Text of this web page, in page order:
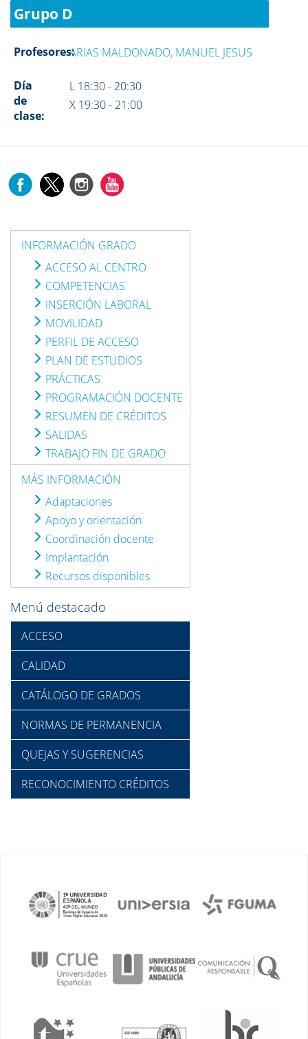
Grupo D
Profesores:ARIAS MALDONADO, MANUEL JESUS
Día
de
clase:
L 18:30 - 20:30
X 19:30 - 21:00
INFORMACIÓN GRADO
ACCESO AL CENTRO
COMPETENCIAS
INSERCIÓN LABORAL
MOVILIDAD
PERFIL DE ACCESO
PLAN DE ESTUDIOS
PRÁCTICAS
PROGRAMACIÓN DOCENTE
RESUMEN DE CRÉDITOS
SALIDAS
TRABAJO FIN DE GRADO
MÁS INFORMACIÓN
Adaptaciones
Apoyo y orientación
Coordinación docente
Implantación
Recursos disponibles
Menú destacado
ACCESO
CALIDAD
CATÁLOGO DE GRADOS
NORMAS DE PERMANENCIA
QUEJAS Y SUGERENCIAS
RECONOCIMIENTO CRÉDITOS